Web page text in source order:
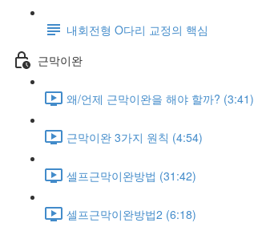
내회전형 O다리 교정의 핵심
근막이완
왜/언제 근막이완을 해야 할까? (3:41)
근막이완 3가지 원칙 (4:54)
셀프근막이완방법 (31:42)
셀프근막이완방법2 (6:18)